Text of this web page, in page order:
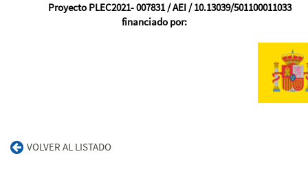
Proyecto PLEC2021- 007831 / AEI / 10.13039/501100011033
financiado por:
VOLVER AL LISTADO